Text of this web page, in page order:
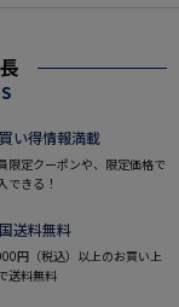
い得情報満載
限定クーポンや、限定価格で
できる！
送料無料
円（税込）以上のお買い上
送料無料